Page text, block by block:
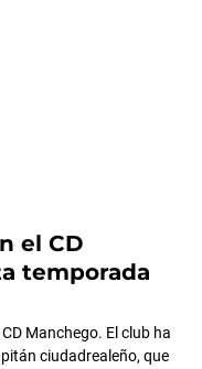
el CD
temporada
Manchego. El club ha
ciudadrealeño, que